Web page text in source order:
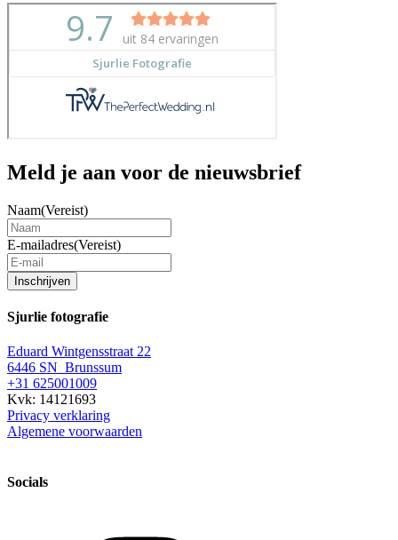
Meld je aan voor de nieuwsbrief
Naam(Vereist)
E-mailadres(Vereist)
Inschrijven
Sjurlie fotografie
Eduard Wintgensstraat 22
6446 SN Brunssum
+31 625001009
Kvk: 14121693
Privacy verklaring
Algemene voorwaarden
Socials